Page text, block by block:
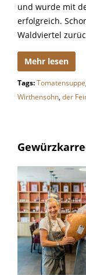
und wurde mit
erfolgreich.
Waldviertel
Mehr lesen
Tags:Tomatensuppe,
Wirthensohn, der